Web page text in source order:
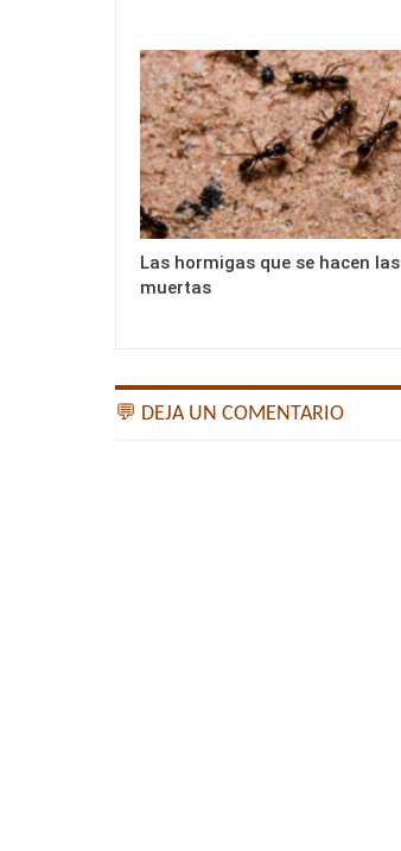
Las hormigas que se hacen las
muertas
💬 DEJA UN COMENTARIO